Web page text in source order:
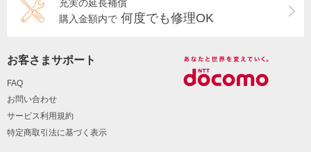
充実の延長補償
購入金額内で 何度でも修理OK
お客さまサポート
FAQ
お問い合わせ
サービス利用規約
特定商取引法に基づく表示